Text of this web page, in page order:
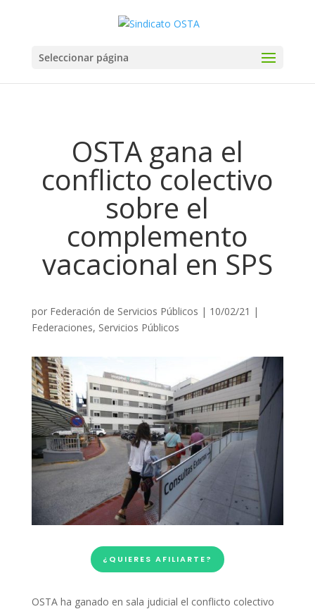
Seleccionar página
OSTA gana el
conflicto colectivo
sobre el
complemento
vacacional en SPS
por Federación de Servicios Públicos | 10/02/21 |
Federaciones, Servicios Públicos
¿QUIERES AFILIARTE?
OSTA ha ganado en sala judicial el conflicto colectivo